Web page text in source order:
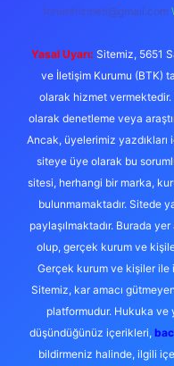
forumhizmeti@gmail.com
Yasal Uyarı: Sitemiz, 5651
ve İletişim Kurumu (BTK)
olarak hizmet
olarak denetleme veya
Ancak, üyelerimiz
siteye üye olarak bu
sitesi, herhangi bir marka,
bulunmamaktadır. Sitede
paylaşılmaktadır. Burada
olup, gerçek kurum ve
Gerçek kurum ve kişiler ile
Sitemiz, kar amacı
platformudur. Hukuka ve
düşündüğünüz içerikleri,
bildirmeniz halinde, ilgili